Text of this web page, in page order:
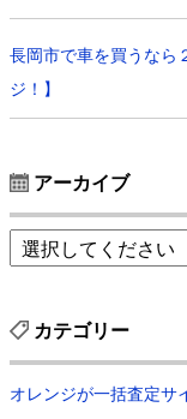
長岡市で車を買うなら
ジ！】
アーカイブ
カテゴリー
オレンジが一括査定サ